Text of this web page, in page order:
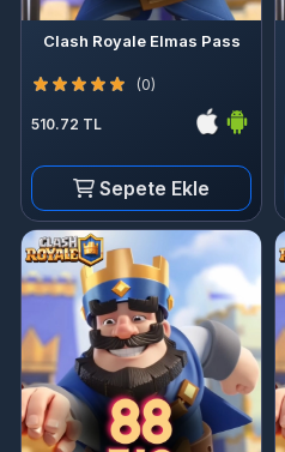
Clash Royale Elmas Pass
(0)
510.72 TL
Sepete Ekle